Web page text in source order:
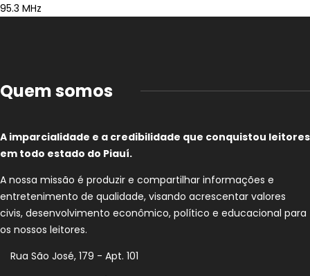
95.3 MHz
Quem somos
A imparcialidade e a credibilidade que conquistou leitores
em todo estado do Piauí.
A nossa missão é produzir e compartilhar informações e
entretenimento de qualidade, visando acrescentar valores
civis, desenvolvimento econômico, político e educacional para
os nossos leitores.
Rua São José, 179 - Apt. 101